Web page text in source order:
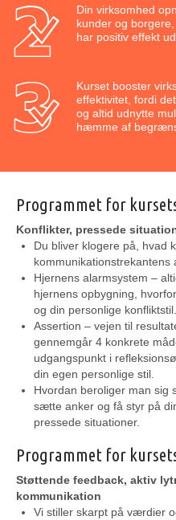
Din virksomhed
kunder og
har positiv effekt
Kurset booster
effektivitet, fordi
og altid udnytte
hæmme af
Programmet for
Konflikter, pressede
Du bliver klogere på, hvad
kommunikationstrekantens
Hjernens alarmsystem –
hjernens opbygning,
og din personlige konfliktstil.
Assertion – vejen til
gennemgår 4 konkrete
udgangspunkt i
din egen personlige stil.
Hvordan beroliger man sig
sætte anker og få styr på
pressede situationer.
Programmet for
Støttende feedback, aktiv
kommunikation
Vi stiller skarpt på værdier